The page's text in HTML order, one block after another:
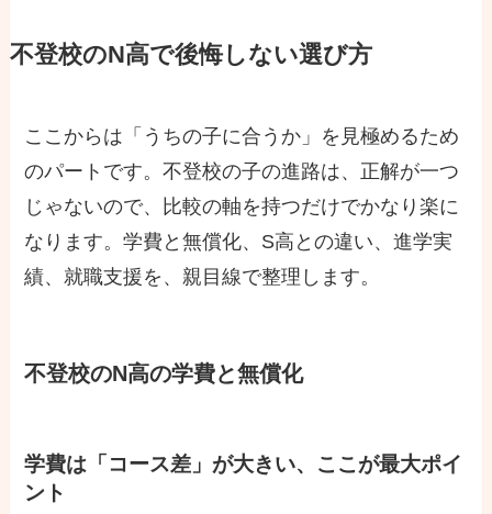
不登校のN高で後悔しない選び方
ここからは「うちの子に合うか」を見極めるため
のパートです。不登校の子の進路は、正解が一つ
じゃないので、比較の軸を持つだけでかなり楽に
なります。学費と無償化、S高との違い、進学実
績、就職支援を、親目線で整理します。
不登校のN高の学費と無償化
学費は「コース差」が大きい、ここが最大ポイ
ント